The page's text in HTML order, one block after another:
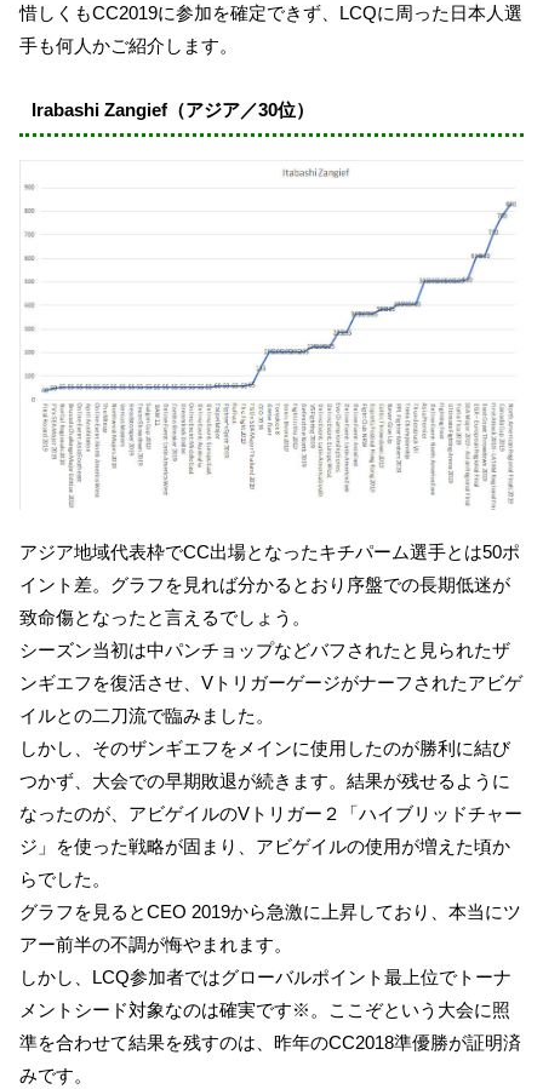
惜しくもCC2019に参加を確定できず、LCQに周った日本人選
手も何人かご紹介します。
Irabashi Zangief（アジア／30位）
アジア地域代表枠でCC出場となったキチパーム選手とは50ポ
イント差。グラフを見れば分かるとおり序盤での長期低迷が
致命傷となったと言えるでしょう。
シーズン当初は中パンチョップなどバフされたと見られたザ
ンギエフを復活させ、Vトリガーゲージがナーフされたアビゲ
イルとの二刀流で臨みました。
しかし、そのザンギエフをメインに使用したのが勝利に結び
つかず、大会での早期敗退が続きます。結果が残せるように
なったのが、アビゲイルのVトリガー２「ハイブリッドチャー
ジ」を使った戦略が固まり、アビゲイルの使用が増えた頃か
らでした。
グラフを見るとCEO 2019から急激に上昇しており、本当にツ
アー前半の不調が悔やまれます。
しかし、LCQ参加者ではグローバルポイント最上位でトーナ
メントシード対象なのは確実です※。ここぞという大会に照
準を合わせて結果を残すのは、昨年のCC2018準優勝が証明済
みです。